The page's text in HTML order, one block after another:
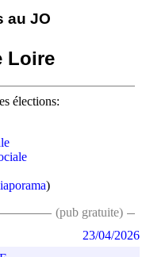
au JO
Loire
élections:
)
(pub gratuite)
23/04/2026